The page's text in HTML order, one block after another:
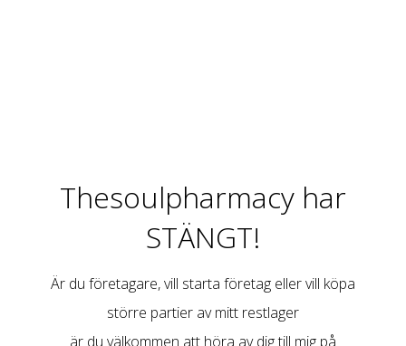
Thesoulpharmacy har
STÄNGT!
Är du företagare, vill starta företag eller vill köpa
större partier av mitt restlager
är du välkommen att höra av dig till mig på